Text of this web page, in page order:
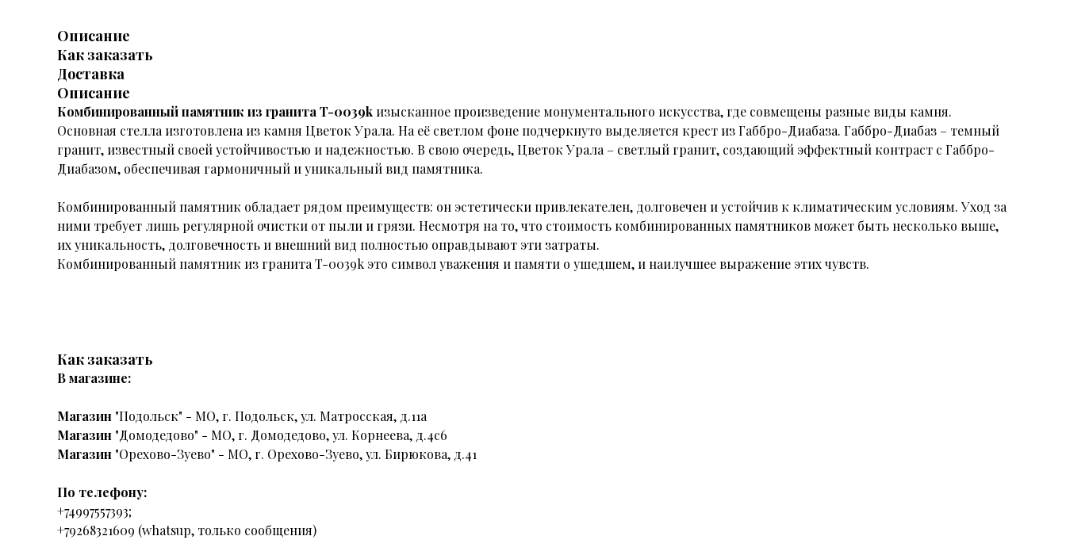
Описание
Как заказать
Доставка
Описание
Комбинированный памятник из гранита T-0039k изысканное произведение монументального искусства, где совмещены разные виды камня.
Основная стелла изготовлена из камня Цветок Урала. На её светлом фоне подчеркнуто выделяется крест из Габбро-Диабаза. Габбро-Диабаз – темный
гранит, известный своей устойчивостью и надежностью. В свою очередь, Цветок Урала – светлый гранит, создающий эффектный контраст с Габбро-
Диабазом, обеспечивая гармоничный и уникальный вид памятника.
Комбинированный памятник обладает рядом преимуществ: он эстетически привлекателен, долговечен и устойчив к климатическим условиям. Уход за
ними требует лишь регулярной очистки от пыли и грязи. Несмотря на то, что стоимость комбинированных памятников может быть несколько выше,
их уникальность, долговечность и внешний вид полностью оправдывают эти затраты.
Комбинированный памятник из гранита T-0039k это символ уважения и памяти о ушедшем, и наилучшее выражение этих чувств.
Как заказать
В магазине:
Магазин "Подольск" - МО, г. Подольск, ул. Матросская, д.11а
Магазин "Домодедово" - МО, г. Домодедово, ул. Корнеева, д.4с6
Магазин "Орехово-Зуево" - МО, г. Орехово-Зуево, ул. Бирюкова, д.41
По телефону:
+74997557393;
+79268321609 (whatsup, только сообщения)